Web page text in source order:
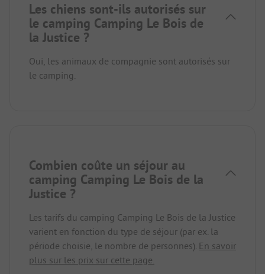
Les chiens sont-ils autorisés sur
le camping Camping Le Bois de
la Justice ?
Oui, les animaux de compagnie sont autorisés sur
le camping.
Combien coûte un séjour au
camping Camping Le Bois de la
Justice ?
Les tarifs du camping Camping Le Bois de la Justice
varient en fonction du type de séjour (par ex. la
période choisie, le nombre de personnes). En savoir
plus sur les prix sur cette page.